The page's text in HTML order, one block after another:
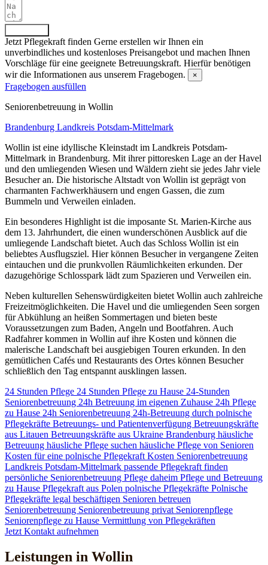
Jetzt Pflegekraft finden Gerne erstellen wir Ihnen ein
unverbindliches und kostenloses Preisangebot und machen Ihnen
Vorschläge für eine geeignete Betreuungskraft. Hierfür benötigen
wir die Informationen aus unserem Fragebogen.
×
Fragebogen ausfüllen
Senioren­betreuung in Wollin
Brandenburg Landkreis Potsdam-Mittelmark
Wollin ist eine idyllische Kleinstadt im Landkreis Potsdam-
Mittelmark in Brandenburg. Mit ihrer pittoresken Lage an der Havel
und den umliegenden Wiesen und Wäldern zieht sie jedes Jahr viele
Besucher an. Die historische Altstadt von Wollin ist geprägt von
charmanten Fachwerkhäusern und engen Gassen, die zum
Bummeln und Verweilen einladen.
Ein besonderes Highlight ist die imposante St. Marien-Kirche aus
dem 13. Jahrhundert, die einen wunderschönen Ausblick auf die
umliegende Landschaft bietet. Auch das Schloss Wollin ist ein
beliebtes Ausflugsziel. Hier können Besucher in vergangene Zeiten
eintauchen und die prunkvollen Räumlichkeiten erkunden. Der
dazugehörige Schlosspark lädt zum Spazieren und Verweilen ein.
Neben kulturellen Sehenswürdigkeiten bietet Wollin auch zahlreiche
Freizeitmöglichkeiten. Die Havel und die umliegenden Seen sorgen
für Abkühlung an heißen Sommertagen und bieten beste
Voraussetzungen zum Baden, Angeln und Bootfahren. Auch
Radfahrer kommen in Wollin auf ihre Kosten und können die
malerische Landschaft bei ausgiebigen Touren erkunden. In den
gemütlichen Cafés und Restaurants des Ortes können Besucher
schließlich den Tag entspannt ausklingen lassen.
24 Stunden Pflege 24 Stunden Pflege zu Hause 24-Stunden
Seniorenbetreuung 24h Betreuung im eigenen Zuhause 24h Pflege
zu Hause 24h Seniorenbetreuung 24h-Betreuung durch polnische
Pflegekräfte Betreuungs- und Patientenverfügung Betreuungskräfte
aus Litauen Betreuungskräfte aus Ukraine Brandenburg häusliche
Betreuung häusliche Pflege suchen häusliche Pflege von Senioren
Kosten für eine polnische Pflegekraft Kosten Seniorenbetreuung
Landkreis Potsdam-Mittelmark passende Pflegekraft finden
persönliche Seniorenbetreuung Pflege daheim Pflege und Betreuung
zu Hause Pflegekraft aus Polen polnische Pflegekräfte Polnische
Pflegekräfte legal beschäftigen Senioren betreuen
Seniorenbetreuung Seniorenbetreuung privat Seniorenpflege
Seniorenpflege zu Hause Vermittlung von Pflegekräften
Jetzt Kontakt aufnehmen
Leistungen in Wollin